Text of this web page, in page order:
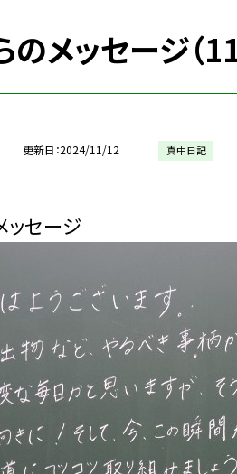
メッセージ（
更新日 2024/11/12 真中日記
ッセージ